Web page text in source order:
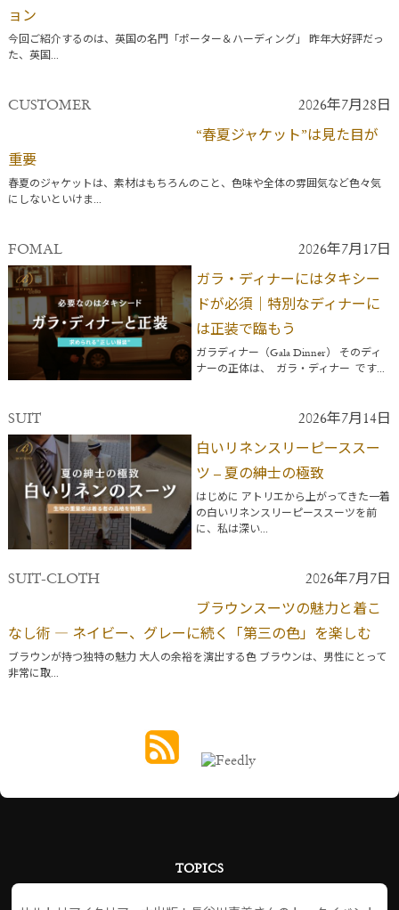
ョン
今回ご紹介するのは、英国の名門「ポーター＆ハーディング」 昨年大好評だっ
た、英国...
CUSTOMER 2026年7月28日
“春夏ジャケット”は見た目が
重要
春夏のジャケットは、素材はもちろんのこと、色味や全体の雰囲気など色々気
にしないといけま...
FOMAL 2026年7月17日
ガラ・ディナーにはタキシー
ドが必須｜特別なディナーに
は正装で臨もう
ガラディナー（Gala Dinner） そのディ
ナーの正体は、 ガラ・ディナー です...
SUIT 2026年7月14日
白いリネンスリーピーススー
ツ – 夏の紳士の極致
はじめに アトリエから上がってきた一着
の白いリネンスリーピーススーツを前
に、私は深い...
SUIT-CLOTH 2026年7月7日
ブラウンスーツの魅力と着こ
なし術 ― ネイビー、グレーに続く「第三の色」を楽しむ
ブラウンが持つ独特の魅力 大人の余裕を演出する色 ブラウンは、男性にとって
非常に取...
TOPICS